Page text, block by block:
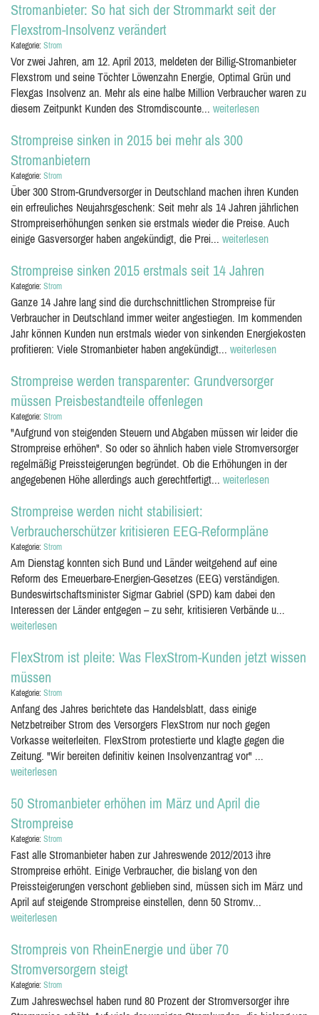
Stromanbieter: So hat sich der Strommarkt seit der
Flexstrom-Insolvenz verändert
Kategorie: Strom
Vor zwei Jahren, am 12. April 2013, meldeten der Billig-Stromanbieter
Flexstrom und seine Töchter Löwenzahn Energie, Optimal Grün und
Flexgas Insolvenz an. Mehr als eine halbe Million Verbraucher waren zu
diesem Zeitpunkt Kunden des Stromdiscounte... weiterlesen
Strompreise sinken in 2015 bei mehr als 300
Stromanbietern
Kategorie: Strom
Über 300 Strom-Grundversorger in Deutschland machen ihren Kunden
ein erfreuliches Neujahrsgeschenk: Seit mehr als 14 Jahren jährlichen
Strompreiserhöhungen senken sie erstmals wieder die Preise. Auch
einige Gasversorger haben angekündigt, die Prei... weiterlesen
Strompreise sinken 2015 erstmals seit 14 Jahren
Kategorie: Strom
Ganze 14 Jahre lang sind die durchschnittlichen Strompreise für
Verbraucher in Deutschland immer weiter angestiegen. Im kommenden
Jahr können Kunden nun erstmals wieder von sinkenden Energiekosten
profitieren: Viele Stromanbieter haben angekündigt... weiterlesen
Strompreise werden transparenter: Grundversorger
müssen Preisbestandteile offenlegen
Kategorie: Strom
"Aufgrund von steigenden Steuern und Abgaben müssen wir leider die
Strompreise erhöhen". So oder so ähnlich haben viele Stromversorger
regelmäßig Preissteigerungen begründet. Ob die Erhöhungen in der
angegebenen Höhe allerdings auch gerechtfertigt... weiterlesen
Strompreise werden nicht stabilisiert:
Verbraucherschützer kritisieren EEG-Reformpläne
Kategorie: Strom
Am Dienstag konnten sich Bund und Länder weitgehend auf eine
Reform des Erneuerbare-Energien-Gesetzes (EEG) verständigen.
Bundeswirtschaftsminister Sigmar Gabriel (SPD) kam dabei den
Interessen der Länder entgegen – zu sehr, kritisieren Verbände u...
weiterlesen
FlexStrom ist pleite: Was FlexStrom-Kunden jetzt wissen
müssen
Kategorie: Strom
Anfang des Jahres berichtete das Handelsblatt, dass einige
Netzbetreiber Strom des Versorgers FlexStrom nur noch gegen
Vorkasse weiterleiten. FlexStrom protestierte und klagte gegen die
Zeitung. "Wir bereiten definitiv keinen Insolvenzantrag vor" ...
weiterlesen
50 Stromanbieter erhöhen im März und April die
Strompreise
Kategorie: Strom
Fast alle Stromanbieter haben zur Jahreswende 2012/2013 ihre
Strompreise erhöht. Einige Verbraucher, die bislang von den
Preissteigerungen verschont geblieben sind, müssen sich im März und
April auf steigende Strompreise einstellen, denn 50 Stromv...
weiterlesen
Strompreis von RheinEnergie und über 70
Stromversorgern steigt
Kategorie: Strom
Zum Jahreswechsel haben rund 80 Prozent der Stromversorger ihre